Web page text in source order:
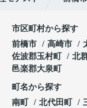
市区町村から探す
前橋市
高崎市
佐波郡玉村町
北
邑楽郡大泉町
町名から探す
南町
北代田町